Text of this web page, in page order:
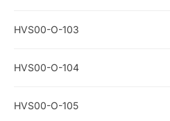
HVS00-O-103
HVS00-O-104
HVS00-O-105